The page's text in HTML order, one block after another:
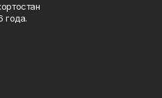
года.